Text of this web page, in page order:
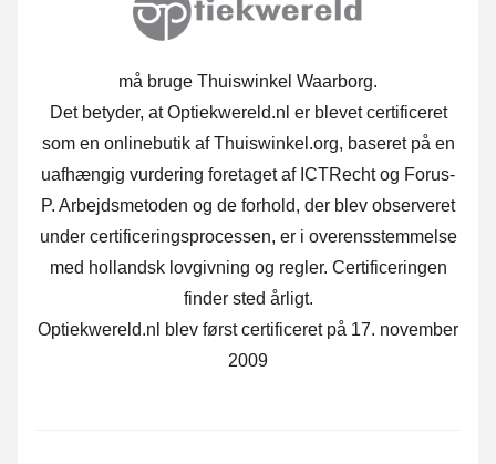
må bruge Thuiswinkel Waarborg.
Det betyder, at Optiekwereld.nl er blevet certificeret
som en onlinebutik af Thuiswinkel.org, baseret på en
uafhængig vurdering foretaget af ICTRecht og Forus-
P. Arbejdsmetoden og de forhold, der blev observeret
under certificeringsprocessen, er i overensstemmelse
med hollandsk lovgivning og regler. Certificeringen
finder sted årligt.
Optiekwereld.nl blev først certificeret på 17. november
2009